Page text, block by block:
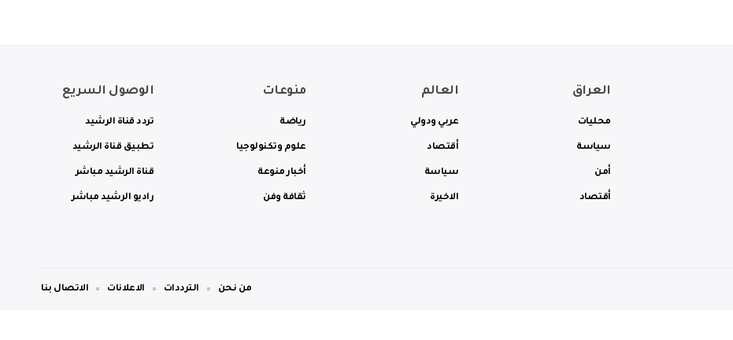
العراق
محليات
سياسة
أمن
أقتصاد
العالم
عربي ودولي
أقتصاد
سياسة
الاخيرة
منوعات
رياضة
علوم وتكنولوجيا
أخبار منوعة
ثقافة وفن
الوصول السريع
تردد قناة الرشيد
تطبيق قناة الرشيد
قناة الرشيد مباشر
راديو الرشيد مباشر
من نحن الترددات الاعلانات الاتصال بنا